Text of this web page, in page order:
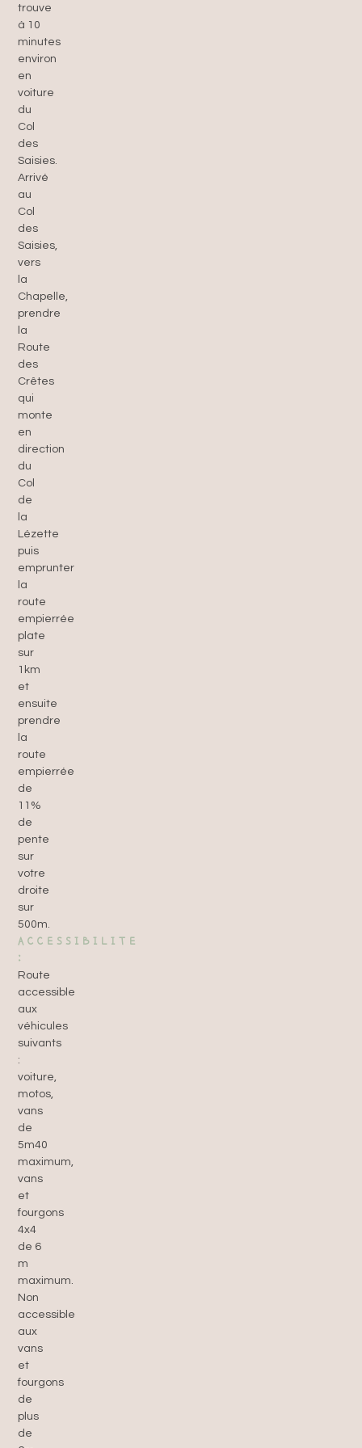
trouve
à 10
minutes
environ
en
voiture
du
Col
des
Saisies.
Arrivé
au
Col
des
Saisies,
vers
la
Chapelle,
prendre
la
Route
des
Crêtes
qui
monte
en
direction
du
Col
de
la
Lézette
puis
emprunter
la
route
empierrée
plate
sur
1km
et
ensuite
prendre
la
route
empierrée
de
11%
de
pente
sur
votre
droite
sur
500m.
ACCESSIBILITE
:
Route
accessible
aux
véhicules
suivants
:
voiture,
motos,
vans
de
5m40
maximum,
vans
et
fourgons
4x4
de 6
m
maximum.
Non
accessible
aux
vans
et
fourgons
de
plus
de